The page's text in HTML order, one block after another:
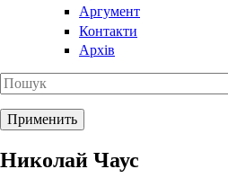
Аргумент
Контакти
Архів
Николай Чаус